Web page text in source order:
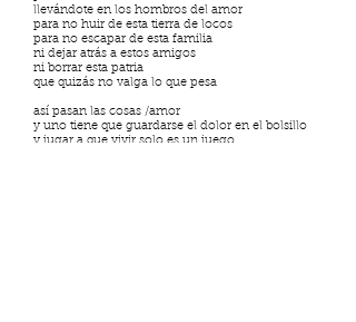
llevándote en los hombros del amor
para no huir de esta tierra de locos
para no escapar de esta familia
ni dejar atrás a estos amigos
ni borrar esta patria
que quizás no valga lo que pesa
así pasan las cosas /amor
y uno tiene que guardarse el dolor en el bolsillo
y jugar a que vivir solo es un juego